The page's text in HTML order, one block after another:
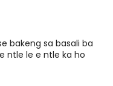
bakeng sa basali ba
ntle le e ntle ka ho